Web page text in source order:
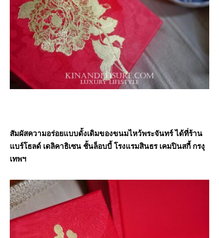
สัมผัสความอร่อยแบบดั้งเดิมของขนมไหว้พระจันทร์ ได้ที่ร้าน
แบร์โธลด์ เดลิคาธิเซน ชั้นล็อบบี้ โรงแรมสินธร เคมปินสกี้ กรงุ
เทพฯ